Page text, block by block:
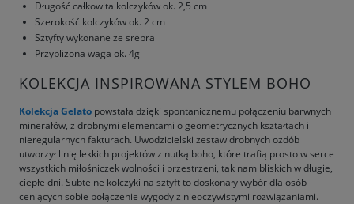
Długość całkowita kolczyków ok. 2,5 cm
Szerokość kolczyków ok. 2 cm
Sztyfty wykonane ze srebra
Przybliżona waga ok. 4g
KOLEKCJA INSPIROWANA STYLEM BOHO
Kolekcja Gelato powstała dzięki spontanicznemu połączeniu barwnych
minerałów, z drobnymi elementami o geometrycznych kształtach i
nieregularnych fakturach. Uwodzicielski zestaw drobnych ozdób
utworzył linię lekkich projektów z nutką boho, które trafią prosto w serce
wszystkich miłośniczek wolności i przestrzeni, tak nam bliskich w długie,
ciepłe dni. Subtelne kolczyki na sztyft to doskonały wybór dla osób
ceniących sobie połączenie wygody z nieoczywistymi rozwiązaniami.